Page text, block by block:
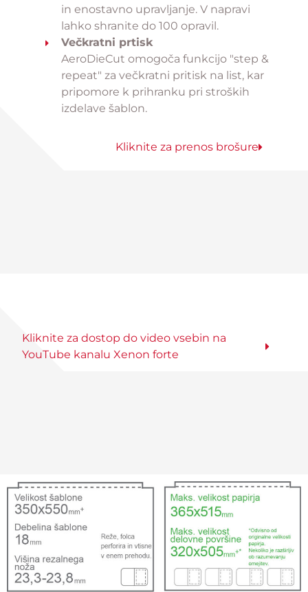
in enostavno upravljanje. V napravi
lahko shranite do 100 opravil.
Večkratni prtisk
AeroDieCut omogoča funkcijo "step &
repeat" za večkratni pritisk na list, kar
pripomore k prihranku pri stroških
izdelave šablon.
Kliknite za prenos brošure
Kliknite za dostop do video vsebin na
YouTube kanalu Xenon forte